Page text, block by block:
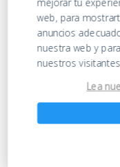
https://
Ofertas en
mejorar tu
web, para
anuncios
nuestra web y
nuestros visitantes.
Lea